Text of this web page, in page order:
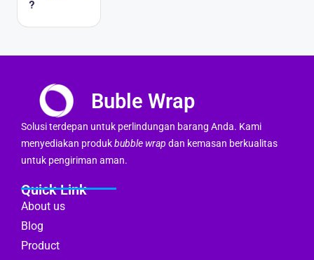
?
Buble Wrap
Solusi terdepan untuk perlindungan barang Anda. Kami
menyediakan produkbubble wrap dan kemasan berkualitas
untuk pengiriman aman.
Quick Link
About us
Blog
Product